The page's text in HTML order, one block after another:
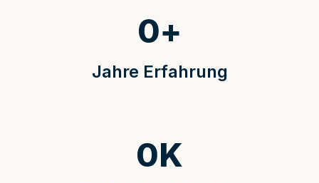
Jahre Erfahrung
0+
0K